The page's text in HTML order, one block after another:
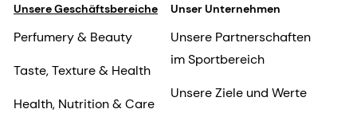
Unsere Geschäftsbereiche
Perfumery & Beauty
Taste, Texture & Health
Health, Nutrition & Care
Unser Unternehmen
Unsere Partnerschaften
im Sportbereich
Unsere Ziele und Werte